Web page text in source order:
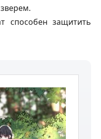
способен защитить